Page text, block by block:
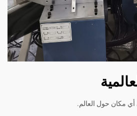
مكان حول العالم.